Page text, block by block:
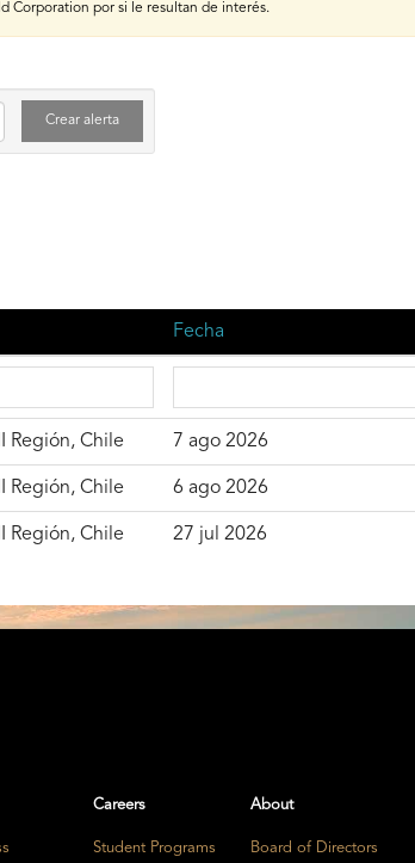
Corporation por si le resultan de interés.
Fecha
Región, Chile 7 ago 2026
Región, Chile 6 ago 2026
Región, Chile 27 jul 2026
Careers
Student Programs
About
Board of Directors